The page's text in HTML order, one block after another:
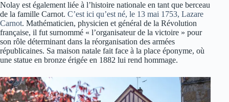
Nolay est également liée à l’histoire nationale en tant que berceau
de la famille Carnot. C’est ici qu’est né, le 13 mai 1753, Lazare
Carnot. Mathématicien, physicien et général de la Révolution
française, il fut surnommé « l’organisateur de la victoire » pour
son rôle déterminant dans la réorganisation des armées
républicaines. Sa maison natale fait face à la place éponyme, où
une statue en bronze érigée en 1882 lui rend hommage.